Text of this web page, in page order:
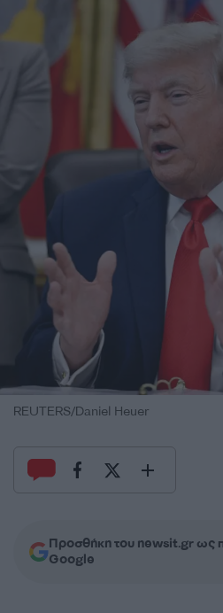
REUTERS/Daniel Heuer
Προσθήκη του newsit.gr ως
Google